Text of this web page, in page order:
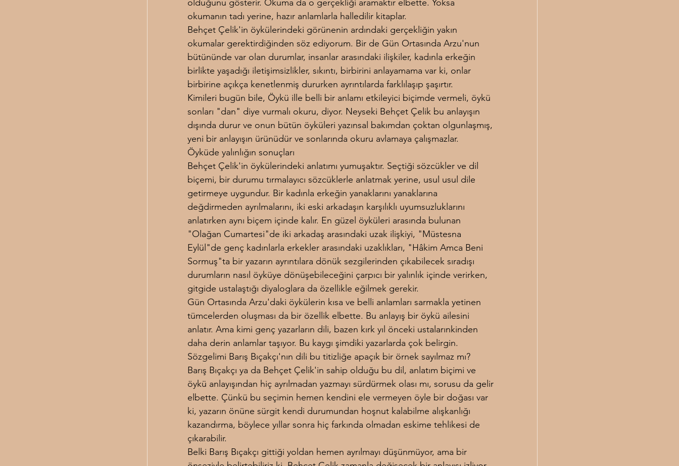
olduğunu gösterir. Okuma da o gerçekliği aramaktır elbette. Yoksa
okumanın tadı yerine, hazır anlamlarla halledilir kitaplar.
Behçet Çelik'in öykülerindeki görünenin ardındaki gerçekliğin yakın
okumalar gerektirdiğinden söz ediyorum. Bir de Gün Ortasında Arzu'nun
bütününde var olan durumlar, insanlar arasındaki ilişkiler, kadınla erkeğin
birlikte yaşadığı iletişimsizlikler, sıkıntı, birbirini anlayamama var ki, onlar
birbirine açıkça kenetlenmiş dururken ayrıntılarda farklılaşıp şaşırtır.
Kimileri bugün bile, Öykü ille belli bir anlamı etkileyici biçimde vermeli, öykü
sonları "dan" diye vurmalı okuru, diyor. Neyseki Behçet Çelik bu anlayışın
dışında durur ve onun bütün öyküleri yazınsal bakımdan çoktan olgunlaşmış,
yeni bir anlayışın ürünüdür ve sonlarında okuru avlamaya çalışmazlar.
Öyküde yalınlığın sonuçları
Behçet Çelik'in öykülerindeki anlatımı yumuşaktır. Seçtiği sözcükler ve dil
biçemi, bir durumu tırmalayıcı sözcüklerle anlatmak yerine, usul usul dile
getirmeye uygundur. Bir kadınla erkeğin yanaklarını yanaklarına
değdirmeden ayrılmalarını, iki eski arkadaşın karşılıklı uyumsuzluklarını
anlatırken aynı biçem içinde kalır. En güzel öyküleri arasında bulunan
"Olağan Cumartesi"de iki arkadaş arasındaki uzak ilişkiyi, "Müstesna
Eylül"de genç kadınlarla erkekler arasındaki uzaklıkları, "Hâkim Amca Beni
Sormuş"ta bir yazarın ayrıntılara dönük sezgilerinden çıkabilecek sıradışı
durumların nasıl öyküye dönüşebileceğini çarpıcı bir yalınlık içinde verirken,
gitgide ustalaştığı diyaloglara da özellikle eğilmek gerekir.
Gün Ortasında Arzu'daki öykülerin kısa ve belli anlamları sarmakla yetinen
tümcelerden oluşması da bir özellik elbette. Bu anlayış bir öykü ailesini
anlatır. Ama kimi genç yazarların dili, bazen kırk yıl önceki ustalarınkinden
daha derin anlamlar taşıyor. Bu kaygı şimdiki yazarlarda çok belirgin.
Sözgelimi Barış Bıçakçı'nın dili bu titizliğe apaçık bir örnek sayılmaz mı?
Barış Bıçakçı ya da Behçet Çelik'in sahip olduğu bu dil, anlatım biçimi ve
öykü anlayışından hiç ayrılmadan yazmayı sürdürmek olası mı, sorusu da gelir
elbette. Çünkü bu seçimin hemen kendini ele vermeyen öyle bir doğası var
ki, yazarın önüne sürgit kendi durumundan hoşnut kalabilme alışkanlığı
kazandırma, böylece yıllar sonra hiç farkında olmadan eskime tehlikesi de
çıkarabilir.
Belki Barış Bıçakçı gittiği yoldan hemen ayrılmayı düşünmüyor, ama bir